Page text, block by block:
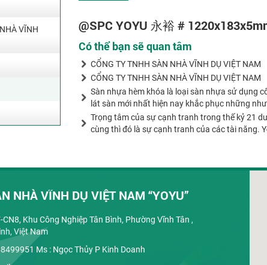
VĨNH
@SPC YOYU 永裕 #
Có thể bạn sẽ quan tâm
CỔNG TY TNHH SÀN NHÀ VĨNH DỤ VIỆT NAM
CỔNG TY TNHH SÀN NHÀ VĨNH DỤ VIỆT NAM
Sàn nhựa hèm khóa là loại sàn nhựa sử dụng
lát sàn mới nhất hiện nay khắc phục những
Trọng tâm của sự cạnh tranh trong thế kỷ 21
cùng thì đó là sự cạnh tranh của các tài năng.
NHÀ VĨNH DỤ VIỆT NAM “YOYU”
Khu Công Nghiệp Tân Bình, Phường Vĩnh Tân ,
Việt Nam
Ms : Ngọc Thủy P Kinh Doanh